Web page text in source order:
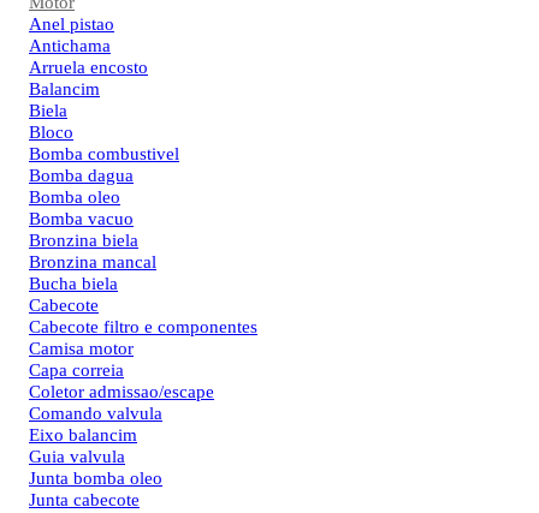
Anel pistao
Antichama
Arruela encosto
Balancim
Biela
Bloco
Bomba combustivel
Bomba dagua
Bomba oleo
Bomba vacuo
Bronzina biela
Bronzina mancal
Bucha biela
Cabecote
Cabecote filtro e componentes
Camisa motor
Capa correia
Coletor admissao/escape
Comando valvula
Eixo balancim
Guia valvula
Junta bomba oleo
Junta cabecote